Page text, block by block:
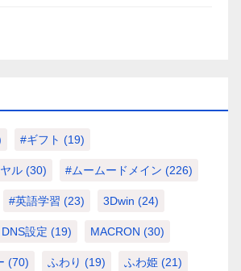
#ギフト (19)
ル (30) #ムームードメイン (226)
#英語学習 (23) 3Dwin (24)
DNS設定 (19) MACRON (30)
(70) ふわり (19) ふわ姫 (21)